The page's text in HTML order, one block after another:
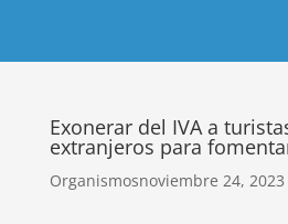
Exonerar del IVA a
extranjeros para
Organismosnoviembre 24, 2023